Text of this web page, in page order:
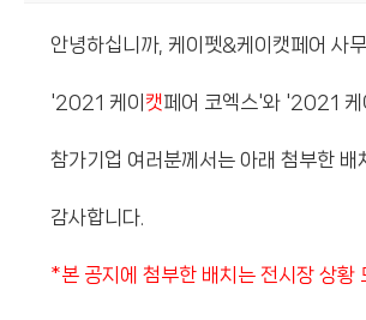
안녕하십니까, 케이펫&케이캣페어 사
'2021 케이 캣페어 코엑스'와 '2021 케
참가기업 여러분께서는 아래 첨부한
감사합니다.
*본 공지에 첨부한 배치는 전시장 상황